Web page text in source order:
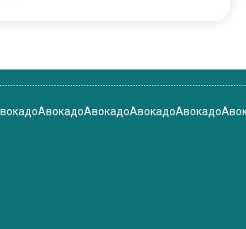
АвокадоАвокадоАвокадоАвокадо